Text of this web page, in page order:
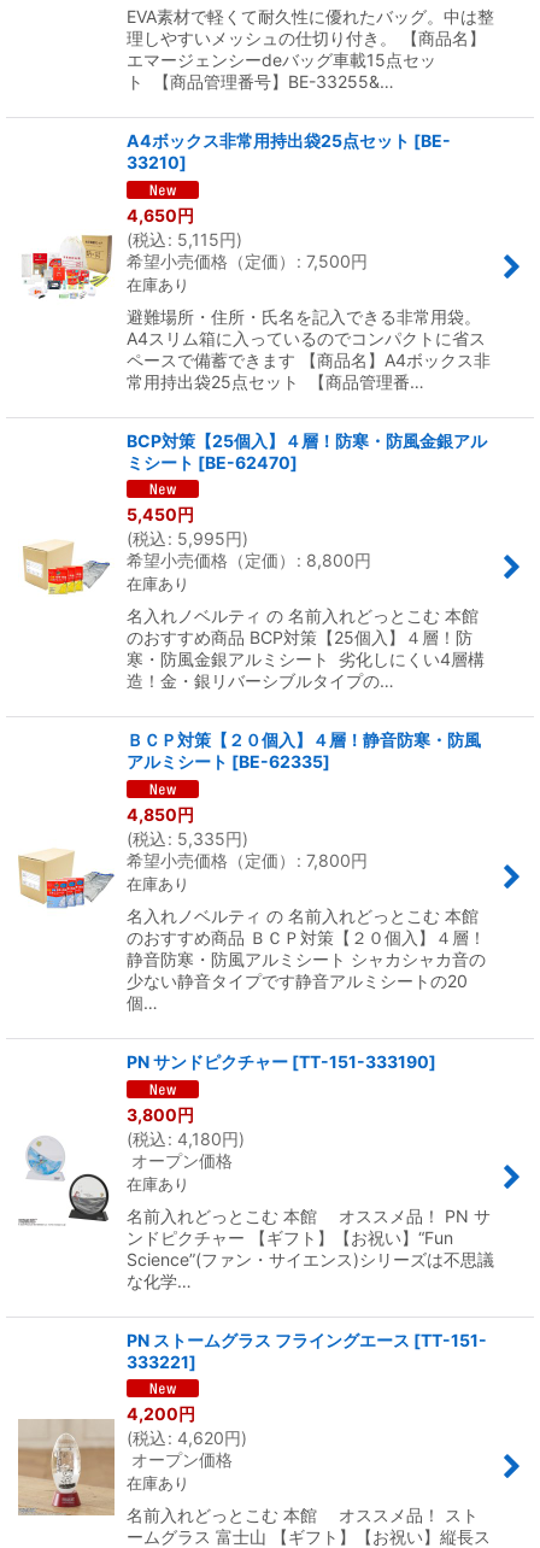
EVA素材で軽くて耐久性に優れたバッグ。中は整
理しやすいメッシュの仕切り付き。 【商品名】
エマージェンシーdeバッグ車載15点セッ
ト 【商品管理番号】BE-33255&…
A4ボックス非常用持出袋25点セット [BE-
33210]
4,650円
(税込: 5,115円)
希望小売価格（定価）
: 7,500円
在庫あり
避難場所・住所・氏名を記入できる非常用袋。
A4スリム箱に入っているのでコンパクトに省ス
ペースで備蓄できます 【商品名】A4ボックス非
常用持出袋25点セット 【商品管理番…
BCP対策【25個入】４層！防寒・防風金銀アル
ミシート [BE-62470]
5,450円
(税込: 5,995円)
希望小売価格（定価）
: 8,800円
在庫あり
名入れノベルティ の 名前入れどっとこむ 本館
のおすすめ商品 BCP対策【25個入】４層！防
寒・防風金銀アルミシート 劣化しにくい4層構
造！金・銀リバーシブルタイプの…
ＢＣＰ対策【２０個入】４層！静音防寒・防風
アルミシート [BE-62335]
4,850円
(税込: 5,335円)
希望小売価格（定価）
: 7,800円
在庫あり
名入れノベルティ の 名前入れどっとこむ 本館
のおすすめ商品 ＢＣＰ対策【２０個入】４層！
静音防寒・防風アルミシート シャカシャカ音の
少ない静音タイプです静音アルミシートの20
個…
PN サンドピクチャー [TT-151-333190]
3,800円
(税込: 4,180円)
オープン価格
在庫あり
名前入れどっとこむ 本館 オススメ品！ PN サ
ンドピクチャー 【ギフト】【お祝い】“Fun
Science”(ファン・サイエンス)シリーズは不思議
な化学…
PN ストームグラス フライングエース [TT-151-
333221]
4,200円
(税込: 4,620円)
オープン価格
在庫あり
名前入れどっとこむ 本館 オススメ品！ スト
ームグラス 富士山 【ギフト】【お祝い】縦長ス